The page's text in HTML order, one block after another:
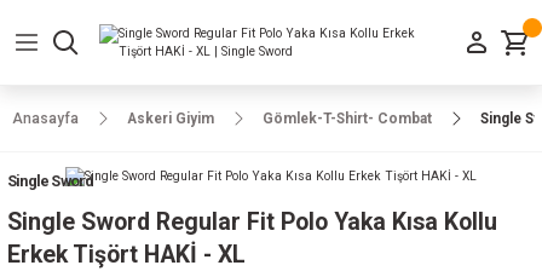
Geri Dön
Geri Dön
Geri Dön
Geri Dön
Geri Dön
Geri Dön
Geri Dön
Anasayfa Askeri Giyim Gömlek-T-Shirt- Combat Single
Single Sword
Single Sword Regular Fit Polo Yaka Kısa Kollu
Erkek Tişört HAKİ - XL